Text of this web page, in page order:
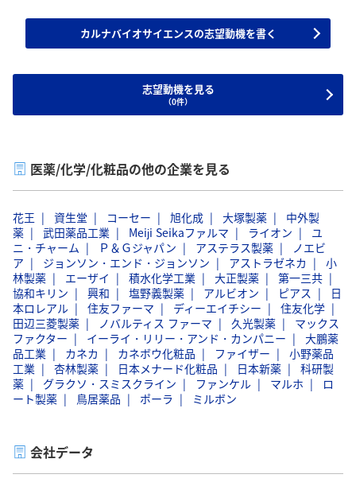
カルナバイオサイエンスの志望動機を書く
志望動機を見る
（0件）
医薬/化学/化粧品の他の企業を見る
花王 資生堂 コーセー 旭化成 大塚製薬
中外製
薬
武田薬品工業 Meiji Seikaファルマ ライオン
ユ
ニ・チャーム
Ｐ＆Ｇジャパン アステラス製薬
ノエビ
ア
ジョンソン・エンド・ジョンソン アストラゼネカ
小
林製薬
エーザイ 積水化学工業 大正製薬
第一三共
協和キリン
興和 塩野義製薬 アルビオン ピアス
日
本ロレアル
住友ファーマ ディーエイチシー
住友化学
田辺三菱製薬
ノバルティス ファーマ 久光製薬
マックス
ファクター
イーライ・リリー・アンド・カンパニー
大鵬薬
品工業
カネカ カネボウ化粧品 ファイザー
小野薬品
工業
杏林製薬 日本メナード化粧品 日本新薬
科研製
薬
グラクソ・スミスクライン ファンケル マルホ
ロ
ート製薬
鳥居薬品 ポーラ ミルボン
会社データ